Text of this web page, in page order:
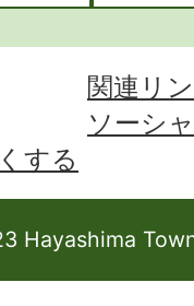
関連リ
ソーシ
する
Hayashima